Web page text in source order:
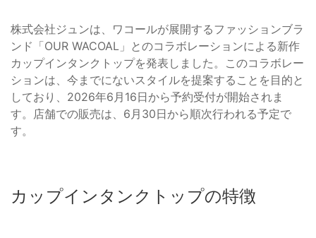
株式会社ジュンは、ワコールが展開するファッションブラ
ンド「OUR WACOAL」とのコラボレーションによる新作
カップインタンクトップを発表しました。このコラボレー
ションは、今までにないスタイルを提案することを目的と
しており、2026年6月16日から予約受付が開始されま
す。店舗での販売は、6月30日から順次行われる予定で
す。
カップインタンクトップの特徴